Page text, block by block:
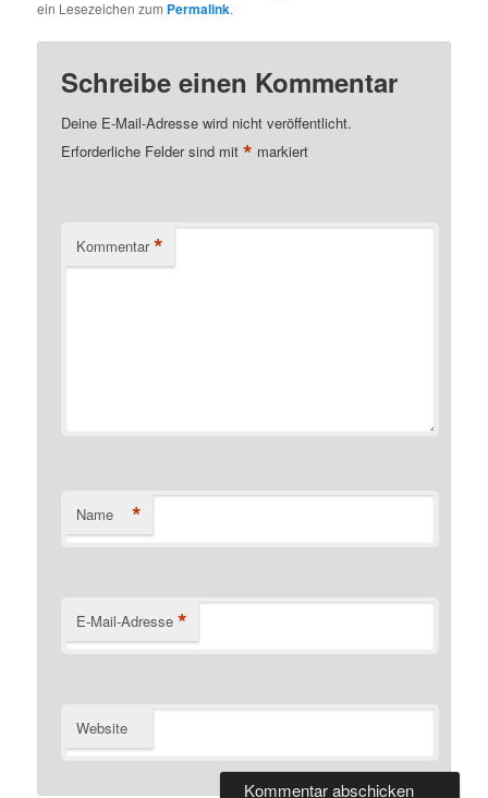
ein Lesezeichen zum Permalink.
Schreibe einen Kommentar
Deine E-Mail-Adresse wird nicht veröffentlicht.
Erforderliche Felder sind mit* markiert
Kommentar *
Name *
E-Mail-Adresse *
Website